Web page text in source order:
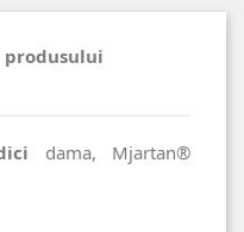
dama, Mjartan®